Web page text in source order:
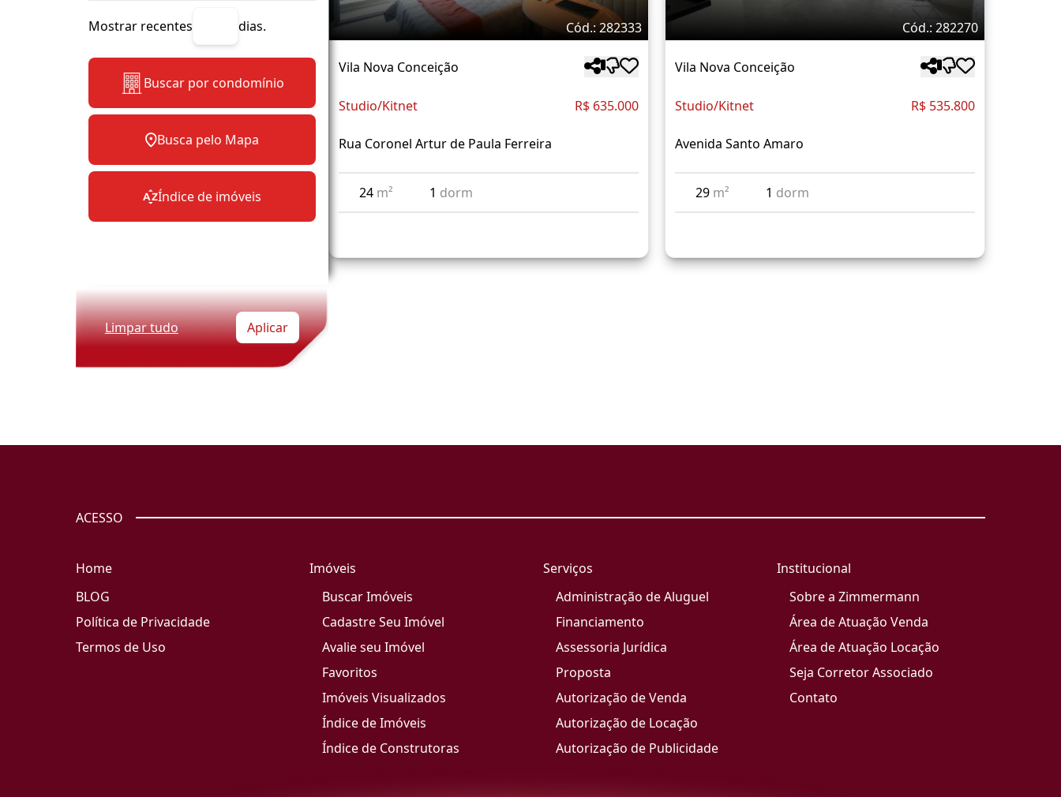
Mostrar recentes dias.
Buscar por condomínio
Busca pelo Mapa
Índice de imóveis
Limpar tudo Aplicar
Cód.: 282333
Vila Nova Conceição
Studio/Kitnet R$ 635.000
Rua Coronel Artur de Paula Ferreira
24 m² 1 dorm
Cód.: 282270
Vila Nova Conceição
Studio/Kitnet R$ 535.800
Avenida Santo Amaro
29 m² 1 dorm
ACESSO
Home
BLOG
Política de Privacidade
Termos de Uso
Imóveis
Buscar Imóveis
Cadastre Seu Imóvel
Avalie seu Imóvel
Favoritos
Imóveis Visualizados
Índice de Imóveis
Índice de Construtoras
Serviços
Administração de Aluguel
Financiamento
Assessoria Jurídica
Proposta
Autorização de Venda
Autorização de Locação
Autorização de Publicidade
Institucional
Sobre a Zimmermann
Área de Atuação Venda
Área de Atuação Locação
Seja Corretor Associado
Contato